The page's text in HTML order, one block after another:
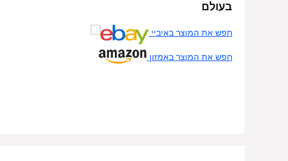
בעולם
חפש את המוצר באיביי
חפש את המוצר באמזון